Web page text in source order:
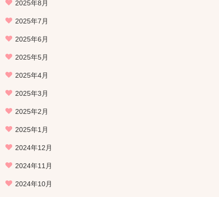
2025年8月
2025年7月
2025年6月
2025年5月
2025年4月
2025年3月
2025年2月
2025年1月
2024年12月
2024年11月
2024年10月